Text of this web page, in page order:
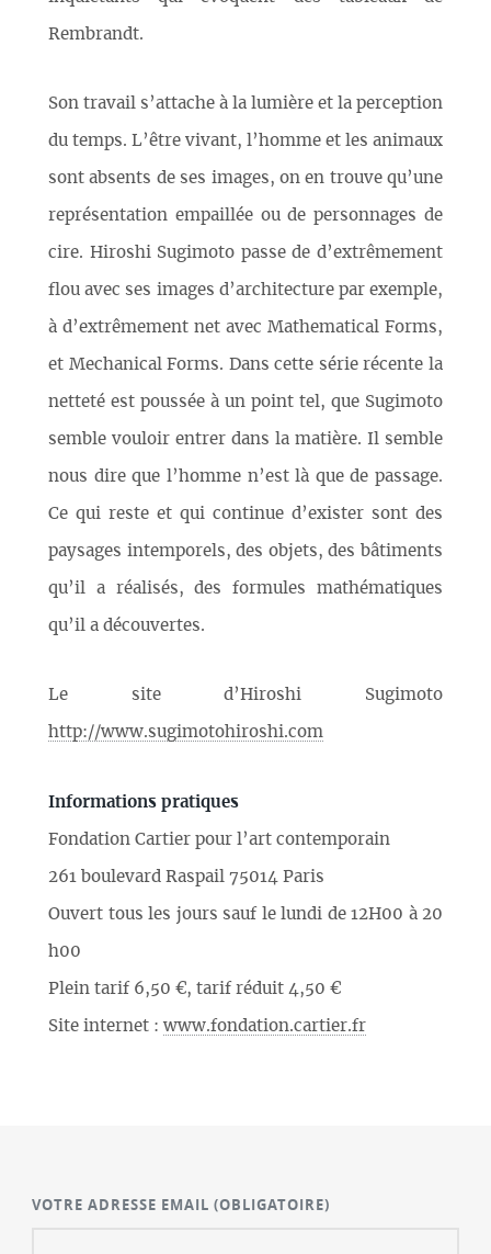
Rembrandt.
Son travail s’attache à la lumière et la perception
du temps. L’être vivant, l’homme et les animaux
sont absents de ses images, on en trouve qu’une
représentation empaillée ou de personnages de
cire. Hiroshi Sugimoto passe de d’extrêmement
flou avec ses images d’architecture par exemple,
à d’extrêmement net avec Mathematical Forms,
et Mechanical Forms. Dans cette série récente la
netteté est poussée à un point tel, que Sugimoto
semble vouloir entrer dans la matière. Il semble
nous dire que l’homme n’est là que de passage.
Ce qui reste et qui continue d’exister sont des
paysages intemporels, des objets, des bâtiments
qu’il a réalisés, des formules mathématiques
qu’il a découvertes.
Le site d’Hiroshi Sugimoto
http://www.sugimotohiroshi.com
Informations pratiques
Fondation Cartier pour l’art contemporain
261 boulevard Raspail 75014 Paris
Ouvert tous les jours sauf le lundi de 12H00 à 20
h00
Plein tarif 6,50 €, tarif réduit 4,50 €
Site internet : www.fondation.cartier.fr
VOTRE ADRESSE EMAIL(OBLIGATOIRE)